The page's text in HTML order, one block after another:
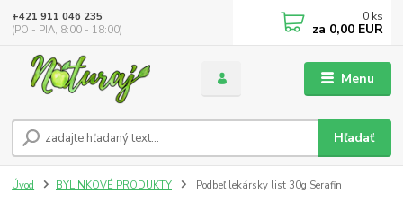
Menu
Hľadať
+421 911 046 235
(PO - PIA, 8:00 - 18:00)
0 ks
za 0,00 EUR
Úvod BYLINKOVÉ PRODUKTY Podbeľ lekársky list 30g Serafin